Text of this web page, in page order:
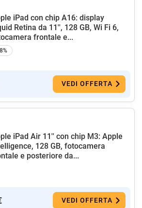
iPad con chip A16: display
Retina da 11'', 128 GB, Wi Fi 6,
frontale e...
VEDI OFFERTA
iPad Air 11'' con chip M3: Apple
128 GB, fotocamera
e posteriore da...
VEDI OFFERTA